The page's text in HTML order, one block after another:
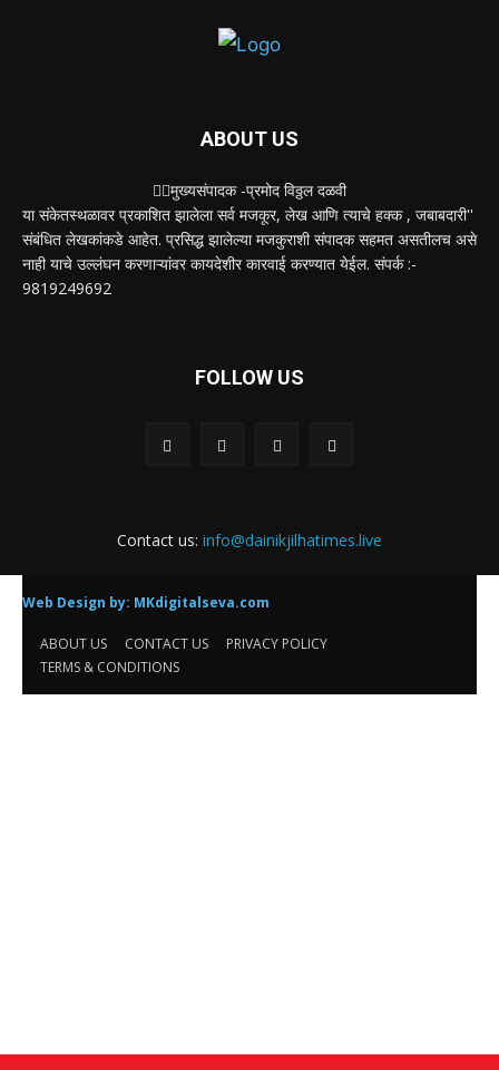
ABOUT US
✍🏻मुख्यसंपादक -प्रमोद विठ्ठल दळवी
या संकेतस्थळावर प्रकाशित झालेला सर्व मजकूर, लेख आणि त्याचे हक्क , जबाबदारी''
संबंधित लेखकांकडे आहेत. प्रसिद्ध झालेल्या मजकुराशी संपादक सहमत असतीलच असे
नाही याचे उल्लंघन करणाऱ्यांवर कायदेशीर कारवाई करण्यात येईल. संपर्क :-
9819249692
FOLLOW US
Contact us: info@dainikjilhatimes.live
Web Design by: MKdigitalseva.com
ABOUT US CONTACT US
PRIVACY POLICY
TERMS & CONDITIONS